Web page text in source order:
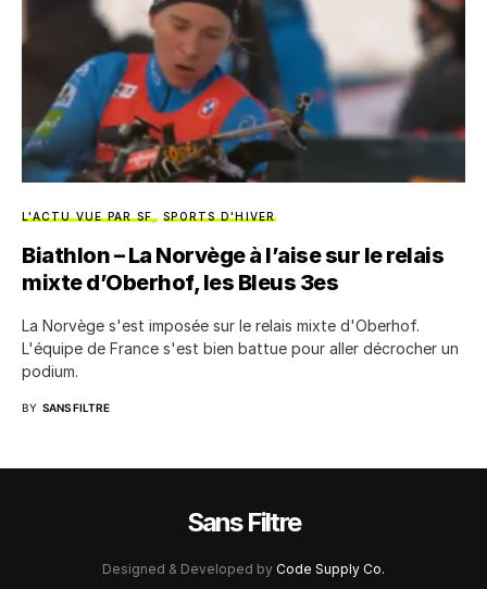
L'ACTU VUE PAR SF SPORTS D'HIVER
Biathlon – La Norvège à l’aise sur le relais
mixte d’Oberhof, les Bleus 3es
La Norvège s'est imposée sur le relais mixte d'Oberhof.
L'équipe de France s'est bien battue pour aller décrocher un
podium.
BY SANS FILTRE
Sans Filtre
Designed & Developed by Code Supply Co.